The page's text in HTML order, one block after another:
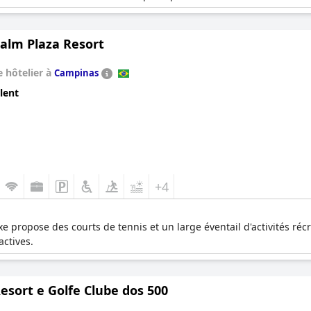
Plaza Resort
hôtelier à Campinas
+4
propose des courts de tennis et un large éventail d'activités
e Golfe Clube dos 500